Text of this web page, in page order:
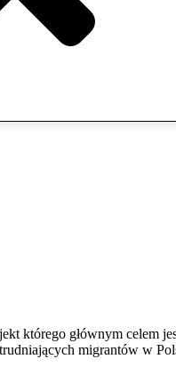
którego głównym celem
migrantów w